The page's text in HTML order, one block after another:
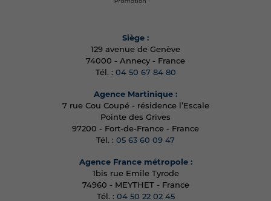
Siège :
129 avenue de Genève
74000 - Annecy - France
Tél. : 04 50 67 84 80
Agence Martinique :
7 rue Cou Coupé - résidence l’Escale
Pointe des Grives
97200 - Fort-de-France - France
Tél. : 05 63 60 09 47
Agence France métropole :
1bis rue Emile Tyrode
74960 - MEYTHET - France
Tél. : 04 50 22 02 45